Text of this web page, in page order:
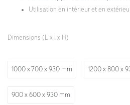
Utilisation en intérieur et en
Dimensions (L x l x H)
1000 x 700 x 930 mm 1200 x 800 x
900 x 600 x 930 mm